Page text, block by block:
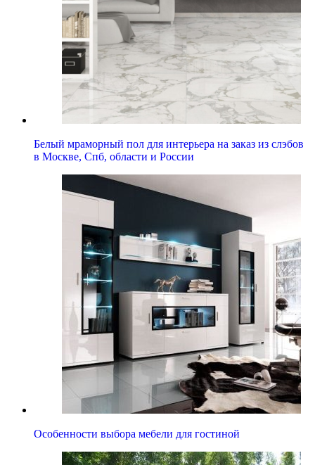
Белый мраморный пол для интерьера на заказ из слэбов
в Москве, Спб, области и России
Особенности выбора мебели для гостиной